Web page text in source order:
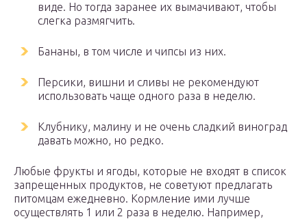
виде. Но тогда заранее их вымачивают, чтобы
слегка размягчить.
Бананы, в том числе и чипсы из них.
Персики, вишни и сливы не рекомендуют
использовать чаще одного раза в неделю.
Клубнику, малину и не очень сладкий виноград
давать можно, но редко.
Любые фрукты и ягоды, которые не входят в список
запрещенных продуктов, не советуют предлагать
питомцам ежедневно. Кормление ими лучше
осуществлять 1 или 2 раза в неделю. Например,